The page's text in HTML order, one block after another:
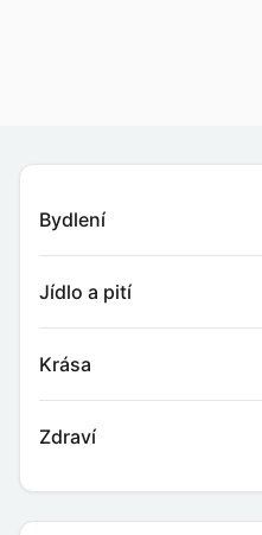
Bydlení
Jídlo a pití
Krása
Zdraví